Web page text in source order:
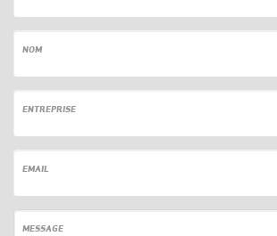
NOM
ENTREPRISE
EMAIL
MESSAGE